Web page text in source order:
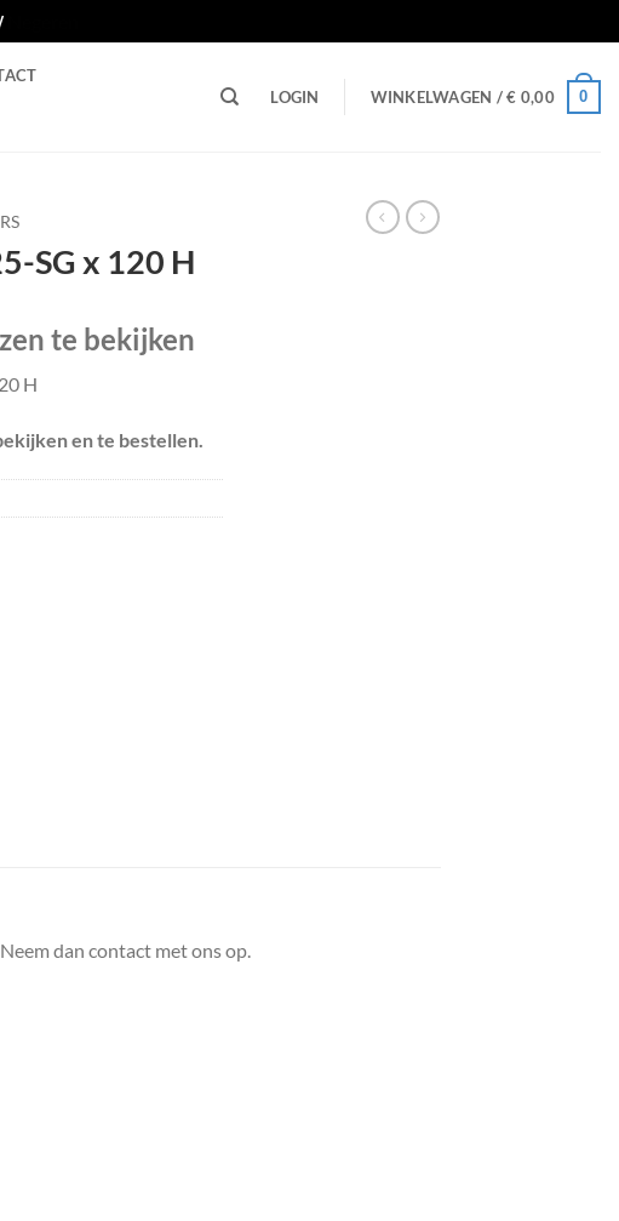
LOGIN WINKELWAGEN /€ 0,00 0
SG x 120 H
te bekijken
H
en te bestellen.
dan contact met ons op.